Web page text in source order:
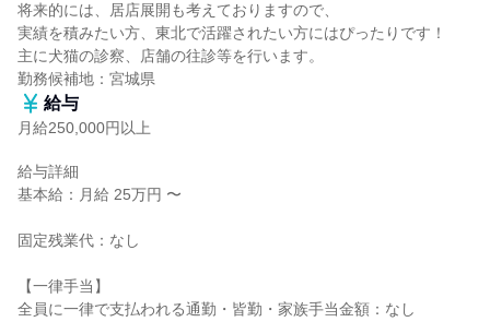
将来的には、居店展開も考えておりますので、
実績を積みたい方、東北で活躍されたい方にはぴったりです！
主に犬猫の診察、店舗の往診等を行います。
勤務候補地：宮城県
給与
月給250,000円以上
給与詳細
基本給：月給 25万円 〜
固定残業代：なし
【一律手当】
全員に一律で支払われる通勤・皆勤・家族手当金額：なし